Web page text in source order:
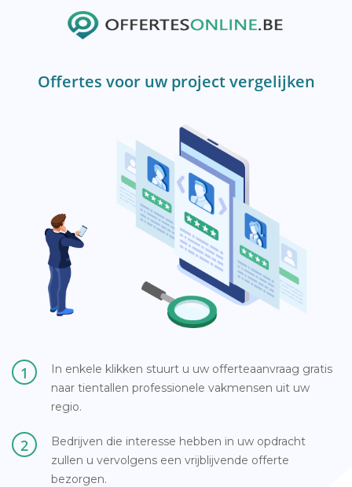
Offertes voor uw project vergelijken
1
In enkele klikken stuurt u uw offerteaanvraag gratis
naar tientallen professionele vakmensen uit uw
regio.
2
Bedrijven die interesse hebben in uw opdracht
zullen u vervolgens een vrijblijvende offerte
bezorgen.